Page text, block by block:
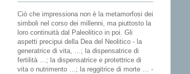
Ciò che impressiona non è la metamorfosi dei
simboli nel corso dei millenni, ma piuttosto la
loro continuità dal Paleolitico in poi. Gli
aspetti precipui della Dea del Neolitico - la
generatrice di vita, …; la dispensatrice di
fertilità …; la dispensatrice e protettrice di
vita o nutrimento …; la reggitrice di morte … -